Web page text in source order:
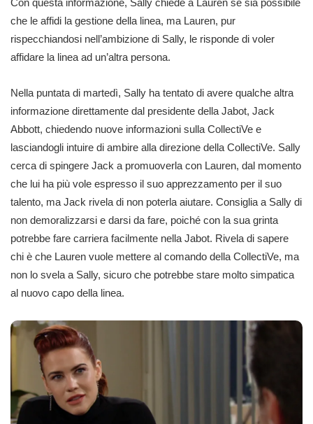
che le affidi la gestione della linea, ma Lauren, pur
rispecchiandosi nell’ambizione di Sally, le risponde di voler
affidare la linea ad un’altra persona.
Nella puntata di martedì, Sally ha tentato di avere qualche altra
informazione direttamente dal presidente della Jabot, Jack
Abbott, chiedendo nuove informazioni sulla CollectiVe e
lasciandogli intuire di ambire alla direzione della CollectiVe. Sally
cerca di spingere Jack a promuoverla con Lauren, dal momento
che lui ha più vole espresso il suo apprezzamento per il suo
talento, ma Jack rivela di non poterla aiutare. Consiglia a Sally di
non demoralizzarsi e darsi da fare, poiché con la sua grinta
potrebbe fare carriera facilmente nella Jabot. Rivela di sapere
chi è che Lauren vuole mettere al comando della CollectiVe, ma
non lo svela a Sally, sicuro che potrebbe stare molto simpatica
al nuovo capo della linea.